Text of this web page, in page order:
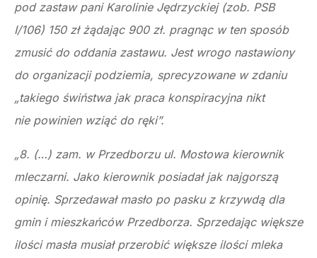
pod zastaw pani Karolinie Jędrzyckiej (zob. PSB
I/106) 150 zł żądając 900 zł. pragnąc w ten sposób
zmusić do oddania zastawu. Jest wrogo nastawiony
do organizacji podziemia, sprecyzowane w zdaniu
„takiego świństwa jak praca konspiracyjna nikt
nie powinien wziąć do ręki”.
„8. (…) zam. w Przedborzu ul. Mostowa kierownik
mleczarni. Jako kierownik posiadał jak najgorszą
opinię. Sprzedawał masło po pasku z krzywdą dla
gmin i mieszkańców Przedborza. Sprzedając większe
ilości masła musiał przerobić większe ilości mleka